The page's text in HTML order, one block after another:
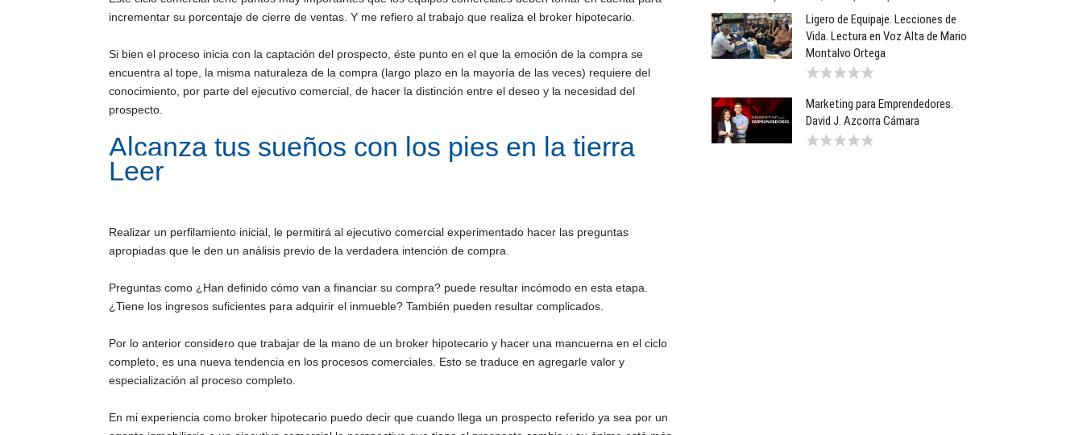
incrementar su porcentaje de cierre de ventas. Y me refiero al trabajo que realiza el broker hipotecario.
Si bien el proceso inicia con la captación del prospecto, éste punto en el que la emoción de la compra se
encuentra al tope, la misma naturaleza de la compra (largo plazo en la mayoría de las veces) requiere del
conocimiento, por parte del ejecutivo comercial, de hacer la distinción entre el deseo y la necesidad del
prospecto.
Alcanza tus sueños con los pies en la tierra
Leer
Realizar un perfilamiento inicial, le permitirá al ejecutivo comercial experimentado hacer las preguntas
apropiadas que le den un análisis previo de la verdadera intención de compra.
Preguntas como ¿Han definido cómo van a financiar su compra? puede resultar incómodo en esta etapa.
¿Tiene los ingresos suficientes para adquirir el inmueble? También pueden resultar complicados.
Por lo anterior considero que trabajar de la mano de un broker hipotecario y hacer una mancuerna en el ciclo
completo, es una nueva tendencia en los procesos comerciales. Esto se traduce en agregarle valor y
especialización al proceso completo.
En mi experiencia como broker hipotecario puedo decir que cuando llega un prospecto referido ya sea por un
Ligero de Equipaje. Lecciones de
Vida. Lectura en Voz Alta de Mario
Montalvo Ortega
Marketing para Emprendedores.
David J. Azcorra Cámara